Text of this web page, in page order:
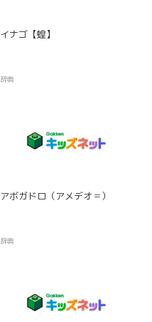
イナゴ【蝗】
辞典
アボガドロ（アメデオ＝）
辞典